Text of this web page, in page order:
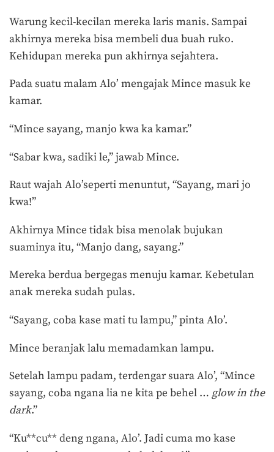
Warung kecil-kecilan mereka laris manis. Sampai
akhirnya mereka bisa membeli dua buah ruko.
Kehidupan mereka pun akhirnya sejahtera.
Pada suatu malam Alo’ mengajak Mince masuk ke
kamar.
“Mince sayang, manjo kwa ka kamar.”
“Sabar kwa, sadiki le,” jawab Mince.
Raut wajah Alo’seperti menuntut, “Sayang, mari jo
kwa!”
Akhirnya Mince tidak bisa menolak bujukan
suaminya itu, “Manjo dang, sayang.”
Mereka berdua bergegas menuju kamar. Kebetulan
anak mereka sudah pulas.
“Sayang, coba kase mati tu lampu,” pinta Alo’.
Mince beranjak lalu memadamkan lampu.
Setelah lampu padam, terdengar suara Alo’, “Mince
sayang, coba ngana lia ne kita pe behel … glow in the
dark.”
“Ku**cu** deng ngana, Alo’. Jadi cuma mo kase